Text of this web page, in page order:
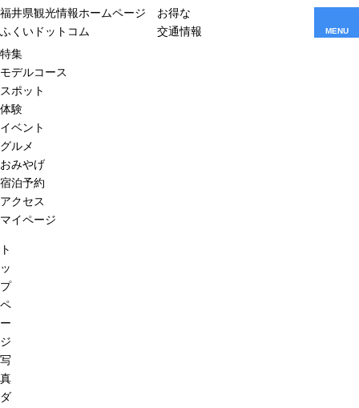
福井県観光情報ホームページ
ふくいドットコム
お得な
交通情報
MENU
特集
モデルコース
スポット
体験
イベント
グルメ
おみやげ
宿泊予約
アクセス
マイページ
ト
ッ
プ
ペ
ー
ジ
写
真
ダ